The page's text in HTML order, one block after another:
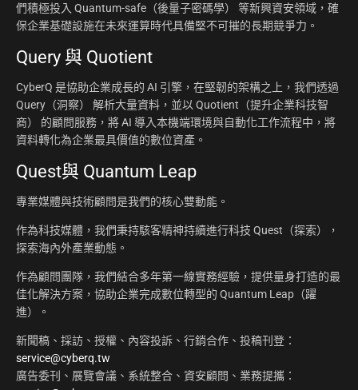
們積極投入 Quantum-safe（後量子密碼學） 等新興資安領域，確
保企業基礎設施在未來運算時代具備堅不可摧的長期競爭力。
Query 與 Quotient
CyberQ 是協助企業成長的 AI 引擎，在堅韌的架構之上，我們透過
Query（洞察） 解析大量資料，並以 Quotient（提升企業科技智
商） 的顧問服務，將 AI 導入本機端環境與自動化工作流程中，將
資料轉化為企業最具價值的數位資產。
Quest與 Quantum Leap
專業媒體與技術顧問是我們的核心雙動能。
作為科技媒體，我們秉持駭客精神持續進行科技 Quest（探索），
探索海內外產業動態。
作為顧問團隊，我們結合多年第一線實務經驗，提供量身打造的最
佳化解決方案，協助企業完成數位轉型的 Quantum Leap（躍
進）。
新聞稿、採訪、授權、內容投訴、行銷合作、投稿刊登：
service@cyberq.tw
廣告委刊、展覽會議、系統整合、資安顧問、業務提攜：